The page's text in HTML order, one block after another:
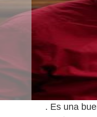
. Es una